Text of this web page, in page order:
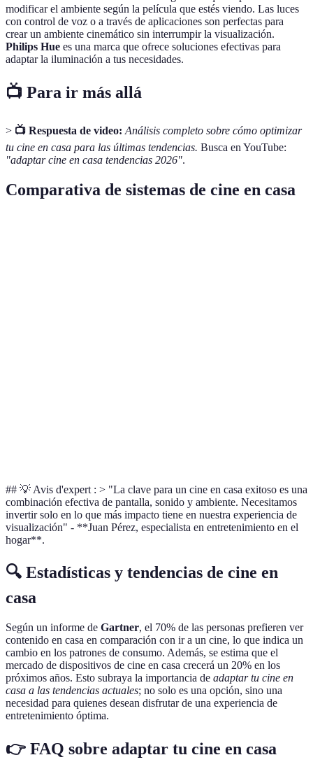
modificar el ambiente según la película que estés viendo. Las luces
con control de voz o a través de aplicaciones son perfectas para
crear un ambiente cinemático sin interrumpir la visualización.
Philips Hue es una marca que ofrece soluciones efectivas para
adaptar la iluminación a tus necesidades.
📺 Para ir más allá
> 📺 Respuesta de video: Análisis completo sobre cómo optimizar
tu cine en casa para las últimas tendencias. Busca en YouTube:
"adaptar cine en casa tendencias 2026".
Comparativa de sistemas de cine en casa
## 💡 Avis d'expert : > "La clave para un cine en casa exitoso es una
combinación efectiva de pantalla, sonido y ambiente. Necesitamos
invertir solo en lo que más impacto tiene en nuestra experiencia de
visualización" - **Juan Pérez, especialista en entretenimiento en el
hogar**.
🔍 Estadísticas y tendencias de cine en
casa
Según un informe de Gartner, el 70% de las personas prefieren ver
contenido en casa en comparación con ir a un cine, lo que indica un
cambio en los patrones de consumo. Además, se estima que el
mercado de dispositivos de cine en casa crecerá un 20% en los
próximos años. Esto subraya la importancia de adaptar tu cine en
casa a las tendencias actuales; no solo es una opción, sino una
necesidad para quienes desean disfrutar de una experiencia de
entretenimiento óptima.
👉 FAQ sobre adaptar tu cine en casa